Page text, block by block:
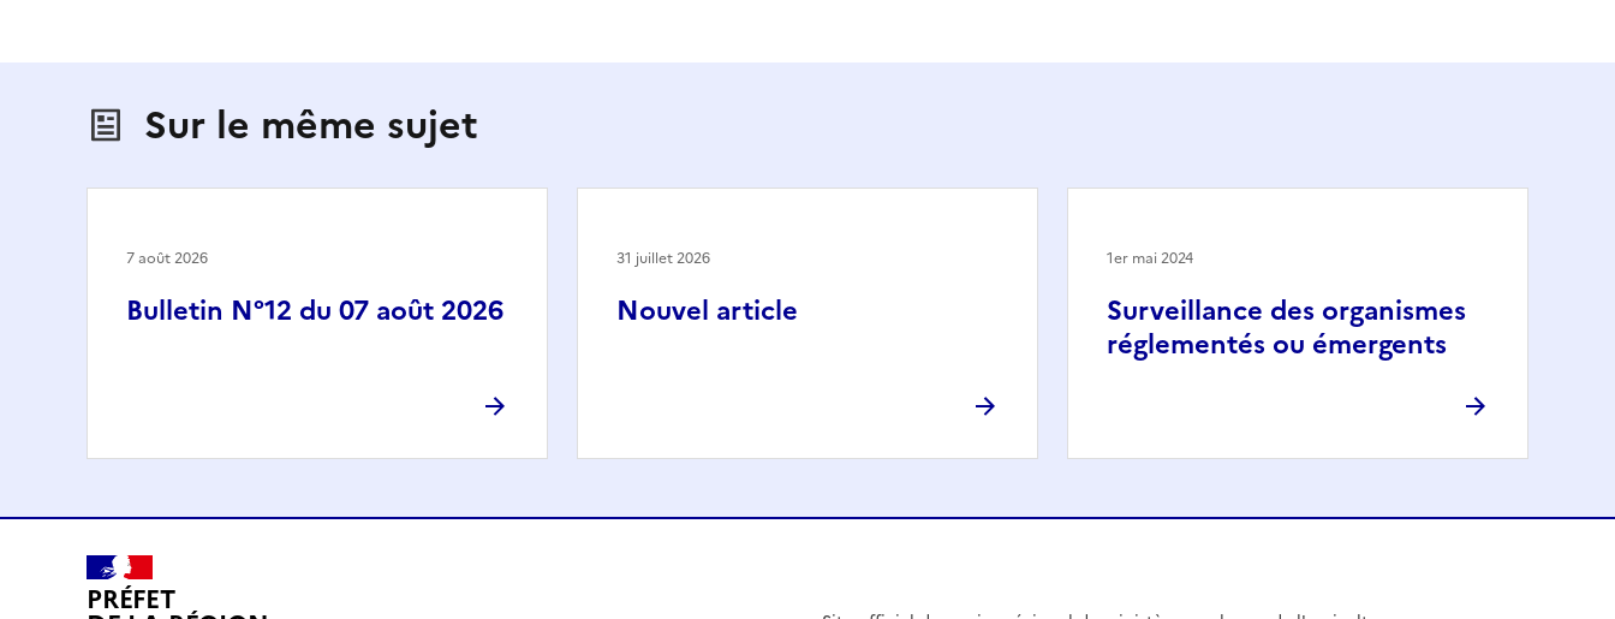
Sur le même sujet
Bulletin N°12 du 07 août 2026
7 août 2026
Nouvel article
31 juillet 2026
Surveillance des organismes
réglementés ou émergents
1er mai 2024
PRÉFET